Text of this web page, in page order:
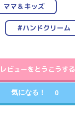
ママ＆キッズ
#ハンドクリーム
レビューをとうこうする
気になる！ 0